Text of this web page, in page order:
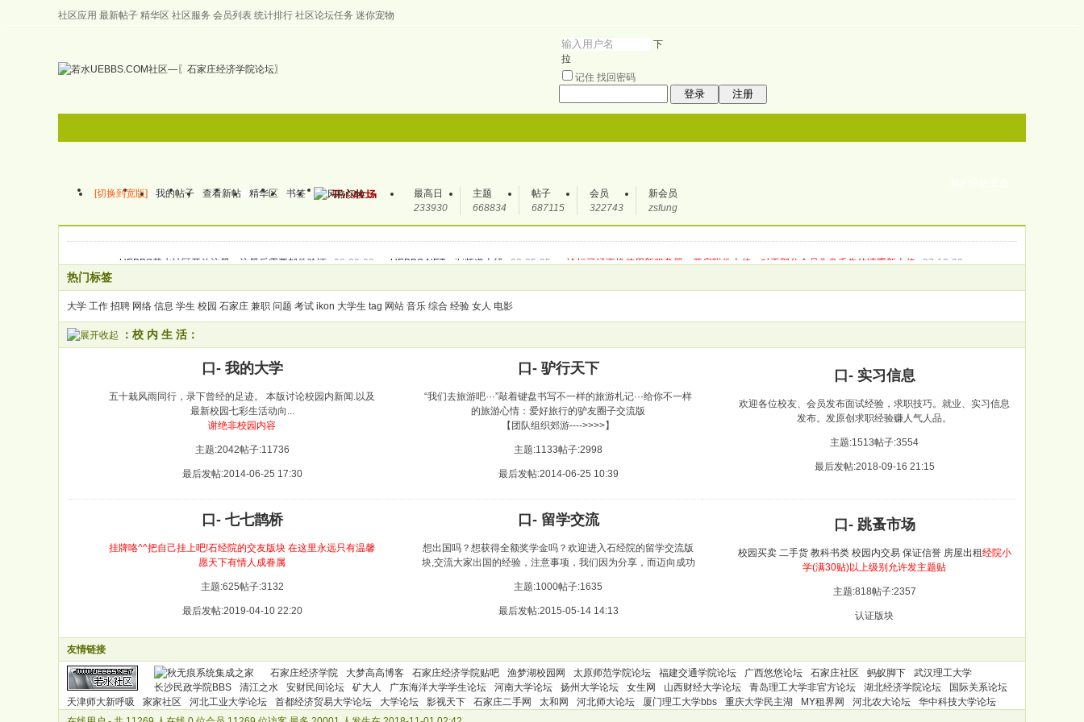
社区应用 最新帖子 精华区 社区服务 会员列表 统计排行 社区论坛任务 迷你宠物
下
拉
记住 找回密码
登录 注册
首页 论坛 门户 群组 新闻 开心牧场
搜索
热搜：
[切换到宽版] 我的帖子 查看新帖 精华区 书签
最高日
233930
主题
668834
帖子
687115
会员
322743
新会员
zsfung
UEBBS若水社区开放注册，注册后需要邮件验证 08-09-08 UEBBS.NET wiki频道上线 08-05-25 论坛已经更换使用新服务器，开启附件上传，对于部分会员头像丢失的请重新上传
07-12-28
“桃李满天下 师恩似海深”若水UEBBS社区祝您教师节快乐！！！
07-09-06 如果您对论坛有建议请告诉我们，如果您觉得论坛好请告诉你身边的朋友！^^
07-04-30
关于部分会员使用博客系统无法登陆的解决办法
07-02-08 寒假到来 陆续返乡 祝大家一路顺风 新年快乐^^寒假我们UEBBS不见不散
与UEBBS.NET携手共进 做一个自由的 平等的 和谐的 友爱的 分享的网上家园^^ 06-03-28 一个社区 一群年轻人 一个理想
05-12-24
如果你对论坛有意见请告诉我们，如果你觉得论坛好请告诉你身边的朋友
热门标签
大学 工作 招聘 网络 信息 学生 校园 石家庄 兼职 问题 考试 ikon 大学生 tag 网站 音乐 综合 经验 女人 电影
：校 内 生 活：
口- 我的大学
五十栽风雨同行，录下曾经的足迹。 本版讨论校园内新闻.以及
最新校园七彩生活动向...
谢绝非校园内容
主题:2042帖子:11736
最后发帖:2014-06-25 17:30
口- 驴行天下
“我们去旅游吧···”敲着键盘书写不一样的旅游札记···给你不一样
的旅游心情：爱好旅行的驴友圈子交流版
【团队组织郊游---->>>>】
主题:1133帖子:2998
最后发帖:2014-06-25 10:39
口- 实习信息
欢迎各位校友、会员发布面试经验，求职技巧。就业、实习信息
发布。发原创求职经验赚人气人品。
主题:1513帖子:3554
最后发帖:2018-09-16 21:15
口- 七七鹊桥
挂牌咯^^把自己挂上吧!石经院的交友版块 在这里永远只有温馨
愿天下有情人成眷属
主题:625帖子:3132
最后发帖:2019-04-10 22:20
口- 留学交流
想出国吗？想获得全额奖学金吗？欢迎进入石经院的留学交流版
块,交流大家出国的经验，注意事项，我们因为分享，而迈向成功
主题:1000帖子:1635
最后发帖:2015-05-14 14:13
口- 跳蚤市场
校园买卖 二手货 教科书类 校园内交易 保证信誉 房屋出租经院小
学(满30贴)以上级别允许发主题贴
主题:818帖子:2357
认证版块
友情链接
石家庄经济学院 大梦高高博客 石家庄经济学院贴吧 渔梦湖校园网 太原师范学院论坛 福建交通学院论坛 广西悠悠论坛 石家庄社区 蚂蚁脚下
武汉理工大学
长沙民政学院BBS
清江之水 安财民间论坛 矿大人 广东海洋大学学生论坛 河南大学论坛 扬州大学论坛 女生网 山西财经大学论坛 青岛理工大学非官方论坛 湖北经济学院论坛
国际关系论坛
天津师大新呼吸
家家社区 河北工业大学论坛 首都经济贸易大学论坛 大学论坛 影视天下 石家庄二手网 太和网 河北师大论坛 厦门理工大学bbs 重庆大学民主湖 MY租界网 河北农大论坛
华中科技大学论坛